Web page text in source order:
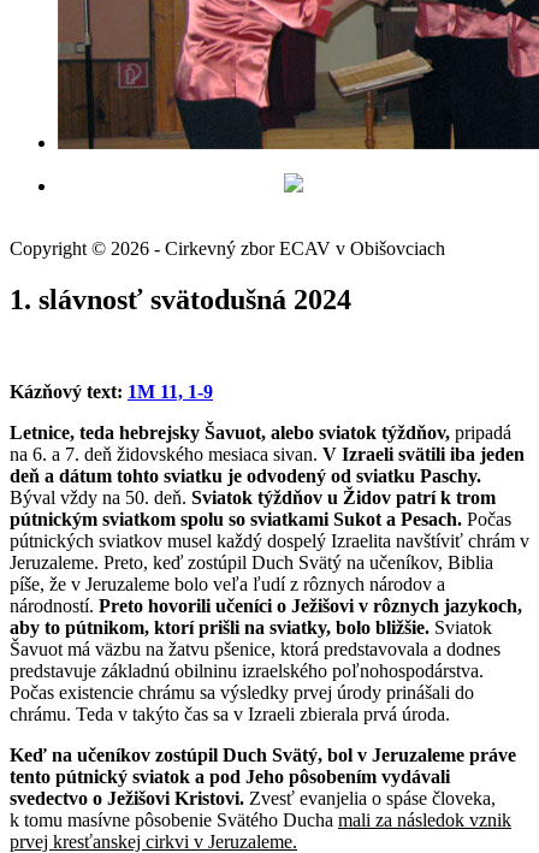
Copyright © 2026 - Cirkevný zbor ECAV v Obišovciach
1. slávnosť svätodušná 2024
Kázňový text: 1M 11, 1-9
Letnice, teda hebrejsky Šavuot, alebo sviatok týždňov, pripadá
na 6. a 7. deň židovského mesiaca sivan. V Izraeli svätili iba jeden
deň a dátum tohto sviatku je odvodený od sviatku Paschy.
Býval vždy na 50. deň. Sviatok týždňov u Židov patrí k trom
pútnickým sviatkom spolu so sviatkami Sukot a Pesach. Počas
pútnických sviatkov musel každý dospelý Izraelita navštíviť chrám v
Jeruzaleme. Preto, keď zostúpil Duch Svätý na učeníkov, Biblia
píše, že v Jeruzaleme bolo veľa ľudí z rôznych národov a
národností. Preto hovorili učeníci o Ježišovi v rôznych jazykoch,
aby to pútnikom, ktorí prišli na sviatky, bolo bližšie. Sviatok
Šavuot má väzbu na žatvu pšenice, ktorá predstavovala a dodnes
predstavuje základnú obilninu izraelského poľnohospodárstva.
Počas existencie chrámu sa výsledky prvej úrody prinášali do
chrámu. Teda v takýto čas sa v Izraeli zbierala prvá úroda.
Keď na učeníkov zostúpil Duch Svätý, bol v Jeruzaleme práve
tento pútnický sviatok a pod Jeho pôsobením vydávali
svedectvo o Ježišovi Kristovi. Zvesť evanjelia o spáse človeka,
k tomu masívne pôsobenie Svätého Ducha mali za následok vznik
prvej kresťanskej cirkvi v Jeruzaleme.